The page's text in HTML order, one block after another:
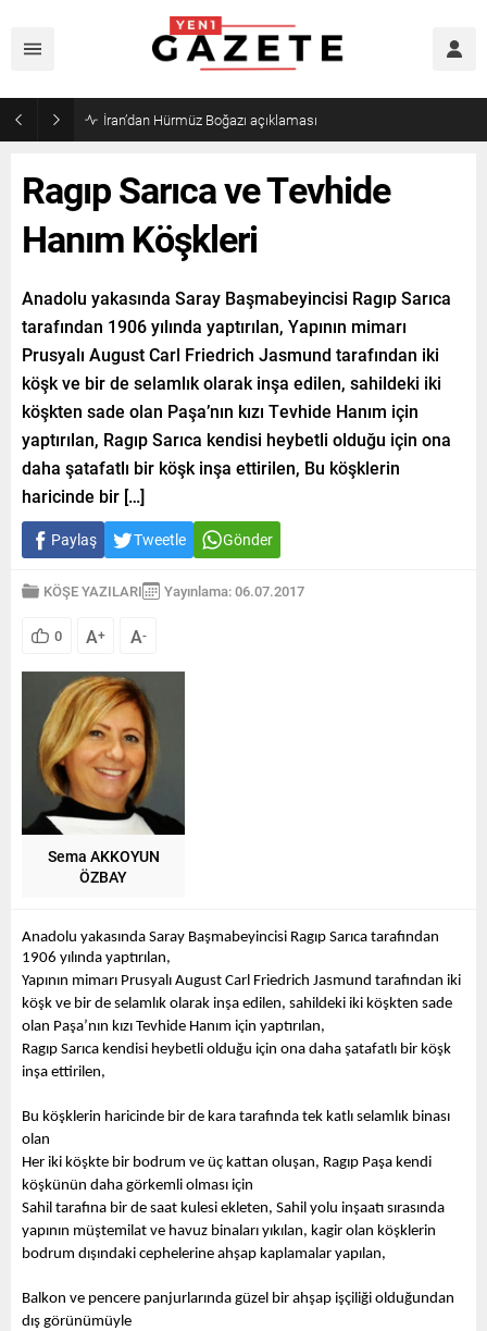
İran’dan Hürmüz Boğazı açıklaması
Ragıp Sarıca ve Tevhide
Hanım Köşkleri
Anadolu yakasında Saray Başmabeyincisi Ragıp Sarıca
tarafından 1906 yılında yaptırılan, Yapının mimarı
Prusyalı August Carl Friedrich Jasmund tarafından iki
köşk ve bir de selamlık olarak inşa edilen, sahildeki iki
köşkten sade olan Paşa’nın kızı Tevhide Hanım için
yaptırılan, Ragıp Sarıca kendisi heybetli olduğu için ona
daha şatafatlı bir köşk inşa ettirilen, Bu köşklerin
haricinde bir […]
Paylaş Tweetle Gönder
KÖŞE YAZILARI Yayınlama: 06.07.2017
0 A+ A-
Sema AKKOYUN
ÖZBAY
Anadolu yakasında Saray Başmabeyincisi Ragıp Sarıca tarafından
1906 yılında yaptırılan,
Yapının mimarı Prusyalı August Carl Friedrich Jasmund tarafından iki
köşk ve bir de selamlık olarak inşa edilen, sahildeki iki köşkten sade
olan Paşa’nın kızı Tevhide Hanım için yaptırılan,
Ragıp Sarıca kendisi heybetli olduğu için ona daha şatafatlı bir köşk
inşa ettirilen,
Bu köşklerin haricinde bir de kara tarafında tek katlı selamlık binası
olan
Her iki köşkte bir bodrum ve üç kattan oluşan, Ragıp Paşa kendi
köşkünün daha görkemli olması için
Sahil tarafına bir de saat kulesi ekleten, Sahil yolu inşaatı sırasında
yapının müştemilat ve havuz binaları yıkılan, kagir olan köşklerin
bodrum dışındaki cephelerine ahşap kaplamalar yapılan,
Balkon ve pencere panjurlarında güzel bir ahşap işçiliği olduğundan
dış görünümüyle